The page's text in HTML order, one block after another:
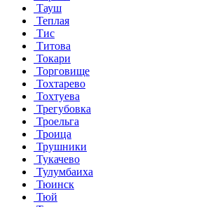
Тауш
Теплая
Тис
Титова
Токари
Торговище
Тохтарево
Тохтуева
Трегубовка
Троельга
Троица
Трушники
Тукачево
Тулумбаиха
Тюинск
Тюй